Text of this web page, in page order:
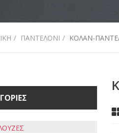
ΠΑΝΤΕΛΟΝΙ ΚΟΛΑΝ-